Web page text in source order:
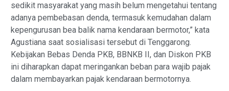
sedikit masyarakat yang masih belum mengetahui tentang
adanya pembebasan denda, termasuk kemudahan dalam
kepengurusan bea balik nama kendaraan bermotor,” kata
Agustiana saat sosialisasi tersebut di Tenggarong.
Kebijakan Bebas Denda PKB, BBNKB II, dan Diskon PKB
ini diharapkan dapat meringankan beban para wajib pajak
dalam membayarkan pajak kendaraan bermotornya.